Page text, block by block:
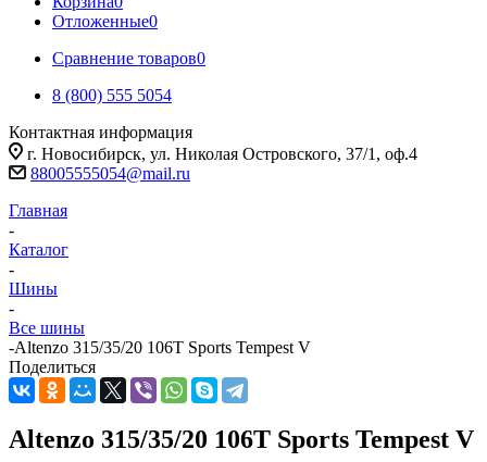
Отложенные0
Сравнение товаров0
8 (800) 555 5054
Контактная информация
г. Новосибирск, ул. Николая Островского, 37/1, оф.4
88005555054@mail.ru
Главная
-
Каталог
-
Шины
-
Все шины
-Altenzo 315/35/20 106T Sports Tempest V
Поделиться
Altenzo 315/35/20 106T Sports Tempest V